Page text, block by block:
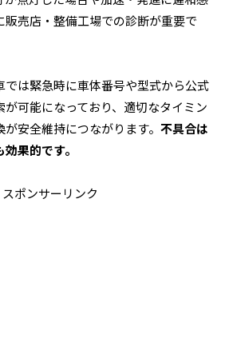
販売店・整備工場での診断が重要で
では緊急時に車体番号や型式から公式
可能になっており、適切なタイミン
が安全維持につながります。不具合は
果的です。
スポンサーリンク